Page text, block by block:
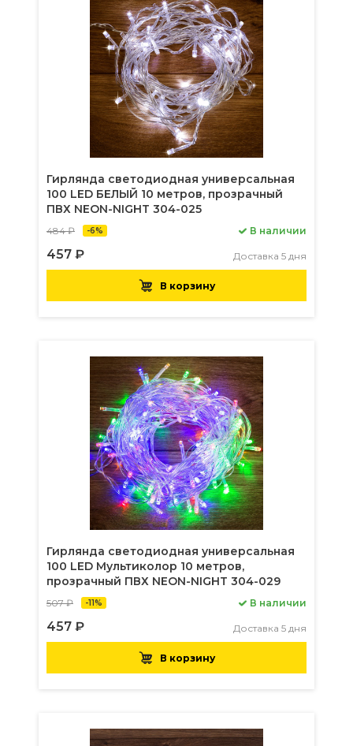
Гирлянда светодиодная универсальная
100 LED БЕЛЫЙ 10 метров, прозрачный
ПВХ NEON-NIGHT 304-025
484 ₽ -6%
457 ₽
В наличии
Доставка 5 дня
В корзину
Гирлянда светодиодная универсальная
100 LED Мультиколор 10 метров,
прозрачный ПВХ NEON-NIGHT 304-029
507 ₽ -11%
457 ₽
В наличии
Доставка 5 дня
В корзину